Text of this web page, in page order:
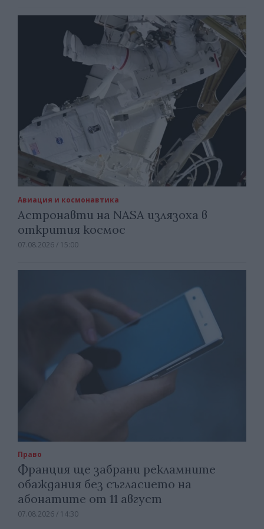
Авиация и космонавтика
Астронавти на NASA излязоха в
открития космос
07.08.2026 / 15:00
Право
Франция ще забрани рекламните
обаждания без съгласието на
абонатите от 11 август
07.08.2026 / 14:30